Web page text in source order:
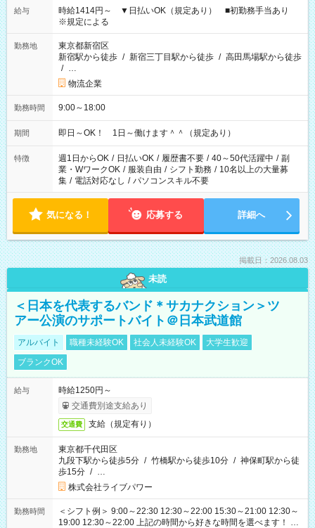
給与
時給1414円～ ▼日払いOK（規定あり） ■初勤務手当あり
※規定による
勤務地
東京都新宿区
新宿駅から徒歩 / 新宿三丁目駅から徒歩 / 高田馬場駅から徒歩
/ …
物流企業
勤務時間 9:00～18:00
期間 即日～OK！ 1日～働けます＾＾（規定あり）
特徴 週1日からOK / 日払いOK / 履歴書不要 / 40～50代活躍中 / 副
業・WワークOK / 服装自由 / シフト勤務 / 10名以上の大量募
集 / 電話対応なし / パソコンスキル不要
気になる！ 応募する 詳細へ
掲載日：2026.08.03
未読
＜日本を代表するバンド＊サカナクション＞ツ
アー公演のサポートバイト＠日本武道館
アルバイト 職種未経験OK 社会人未経験OK
大学生歓迎
ブランクOK
給与
時給1250円～
交通費別途支給あり
交通費 支給（規定有り）
勤務地
東京都千代田区
九段下駅から徒歩5分 / 竹橋駅から徒歩10分 / 神保町駅から徒
歩15分 / …
株式会社ライブパワー
勤務時間
＜シフト例＞ 9:00～22:30 12:30～22:00 15:30～21:00 12:30～
19:00 12:30～22:00 上記の時間から好きな時間を選べます！ ※